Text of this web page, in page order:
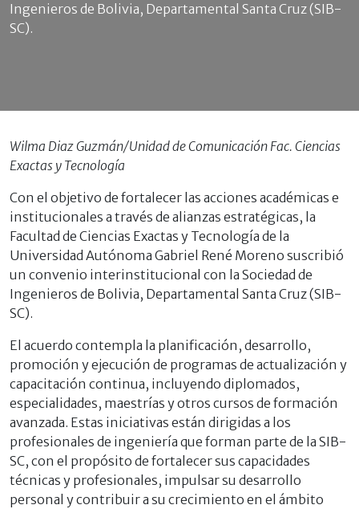
Ingenieros de Bolivia, Departamental Santa Cruz (SIB-
SC).
Wilma Diaz Guzmán/Unidad de Comunicación Fac. Ciencias
Exactas y Tecnología
Con el objetivo de fortalecer las acciones académicas e
institucionales a través de alianzas estratégicas, la
Facultad de Ciencias Exactas y Tecnología de la
Universidad Autónoma Gabriel René Moreno suscribió
un convenio interinstitucional con la Sociedad de
Ingenieros de Bolivia, Departamental Santa Cruz (SIB-
SC).
El acuerdo contempla la planificación, desarrollo,
promoción y ejecución de programas de actualización y
capacitación continua, incluyendo diplomados,
especialidades, maestrías y otros cursos de formación
avanzada. Estas iniciativas están dirigidas a los
profesionales de ingeniería que forman parte de la SIB-
SC, con el propósito de fortalecer sus capacidades
técnicas y profesionales, impulsar su desarrollo
personal y contribuir a su crecimiento en el ámbito